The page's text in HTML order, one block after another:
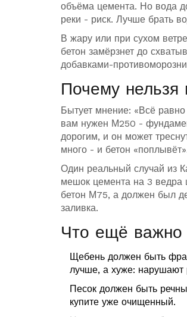
объёма цемента. Но вода
реки - риск. Лучше брать
В жару или при сухом
бетон замёрзнет до
добавками-
Почему нельзя
Бытует мнение: «Всё
вам нужен М250 -
дорогим, и он может
много - и бетон
Один реальный случай из
мешок цемента на 3 ведра
бетон М75, а должен был
заливка.
Что ещё важно
Щебень должен быть
лучше, а хуже: нарушают
Песок должен быть
купите уже очищенный.